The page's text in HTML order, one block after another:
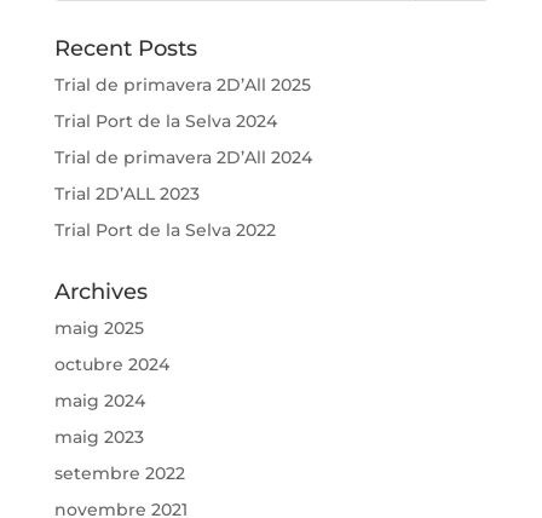
Recent Posts
Trial de primavera 2D’All 2025
Trial Port de la Selva 2024
Trial de primavera 2D’All 2024
Trial 2D’ALL 2023
Trial Port de la Selva 2022
Archives
maig 2025
octubre 2024
maig 2024
maig 2023
setembre 2022
novembre 2021